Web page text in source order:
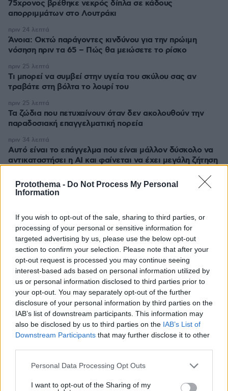
Protothema - Do Not Process My Personal
Information
If you wish to opt-out of the sale, sharing to third parties, or
processing of your personal or sensitive information for
targeted advertising by us, please use the below opt-out
section to confirm your selection. Please note that after your
opt-out request is processed you may continue seeing
interest-based ads based on personal information utilized by
us or personal information disclosed to third parties prior to
your opt-out. You may separately opt-out of the further
disclosure of your personal information by third parties on the
IAB’s list of downstream participants. This information may
also be disclosed by us to third parties on the IAB’s List of
Downstream Participants that may further disclose it to other
Please note that this website/app uses one or more Google
not limited to your visit or usage behaviour. You may click to
Personal Data Processing Opt Outs
I want to opt-out of the Sharing of my
75χρονος βρέθηκε νεκρός δίπλα σε κάδους
απορριμμάτων στο Λουτράκι
Άνοια: Οκτώ παράγοντες κινδύνου για την πρώιμη
νόσηση πριν τα 65 – Πώς θα μειώσετε το ρίσκο
πριν 24 λεπτά
Τι μπορεί να συμβεί στην υγεία του σκύλου σας αν
τραβάτε στη βόλτα το λουρί του
πριν 25 λεπτά
Τα ζώδια που πετυχαίνουν όταν δεν ακολουθούν την
παραδοσιακή επαγγελματική πορεία
πριν 25 λεπτά
Αυτό είναι το επάγγελμα που είναι μάλλον δύσκολο να
αντικαταστήσει η AI και φαίνεται να έχει μεγάλη ζήτηση
πριν 34 λεπτά
Σοκαριστικές απειλές για Μέσι και Ρονάλντο – Το
σκοτεινό… παρασκήνιο του Μουντιάλ
Οι ωραιότερες παραλίες της Σαμοθράκης -Οι
αμμώδεις, οι απομονωμένες, οι άγριες και βραχώδεις
πριν 40 λεπτά
ΔΕΙΤΕ ΟΛΕΣ ΤΙΣ ΕΙΔΗΣΕΙΣ
ΤΑ ΠΙΟ ΔΗΜΟΦΙΛΗ